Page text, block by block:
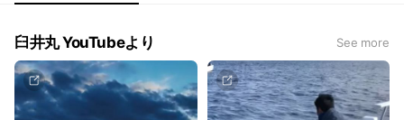
臼井丸 YouTubeより See more